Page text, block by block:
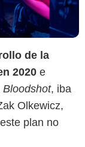
de la
2020 e
Bloodshot, iba
Olkewicz,
plan no